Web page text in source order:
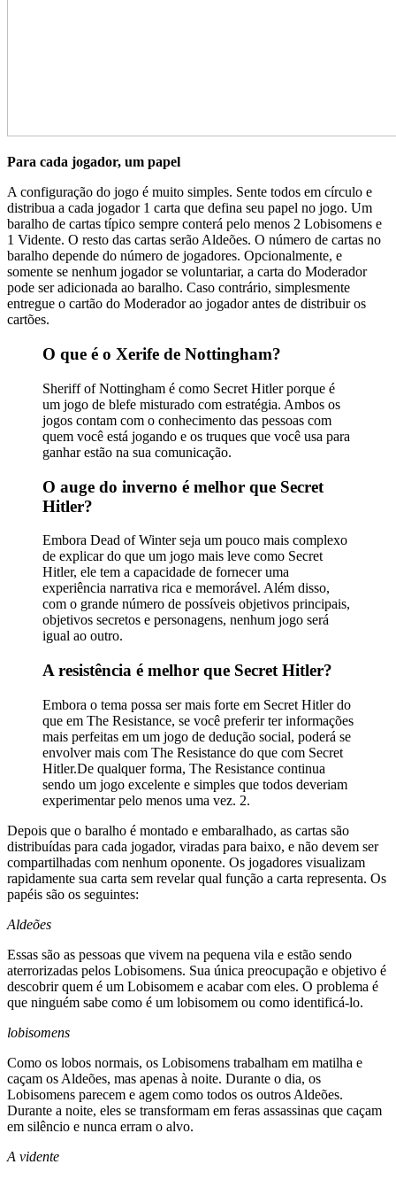
Para cada jogador, um papel
A configuração do jogo é muito simples. Sente todos em círculo e
distribua a cada jogador 1 carta que defina seu papel no jogo. Um
baralho de cartas típico sempre conterá pelo menos 2 Lobisomens e
1 Vidente. O resto das cartas serão Aldeões. O número de cartas no
baralho depende do número de jogadores. Opcionalmente, e
somente se nenhum jogador se voluntariar, a carta do Moderador
pode ser adicionada ao baralho. Caso contrário, simplesmente
entregue o cartão do Moderador ao jogador antes de distribuir os
cartões.
O que é o Xerife de Nottingham?
Sheriff of Nottingham é como Secret Hitler porque é
um jogo de blefe misturado com estratégia. Ambos os
jogos contam com o conhecimento das pessoas com
quem você está jogando e os truques que você usa para
ganhar estão na sua comunicação.
O auge do inverno é melhor que Secret
Hitler?
Embora Dead of Winter seja um pouco mais complexo
de explicar do que um jogo mais leve como Secret
Hitler, ele tem a capacidade de fornecer uma
experiência narrativa rica e memorável. Além disso,
com o grande número de possíveis objetivos principais,
objetivos secretos e personagens, nenhum jogo será
igual ao outro.
A resistência é melhor que Secret Hitler?
Embora o tema possa ser mais forte em Secret Hitler do
que em The Resistance, se você preferir ter informações
mais perfeitas em um jogo de dedução social, poderá se
envolver mais com The Resistance do que com Secret
Hitler.De qualquer forma, The Resistance continua
sendo um jogo excelente e simples que todos deveriam
experimentar pelo menos uma vez. 2.
Depois que o baralho é montado e embaralhado, as cartas são
distribuídas para cada jogador, viradas para baixo, e não devem ser
compartilhadas com nenhum oponente. Os jogadores visualizam
rapidamente sua carta sem revelar qual função a carta representa. Os
papéis são os seguintes:
Aldeões
Essas são as pessoas que vivem na pequena vila e estão sendo
aterrorizadas pelos Lobisomens. Sua única preocupação e objetivo é
descobrir quem é um Lobisomem e acabar com eles. O problema é
que ninguém sabe como é um lobisomem ou como identificá-lo.
lobisomens
Como os lobos normais, os Lobisomens trabalham em matilha e
caçam os Aldeões, mas apenas à noite. Durante o dia, os
Lobisomens parecem e agem como todos os outros Aldeões.
Durante a noite, eles se transformam em feras assassinas que caçam
em silêncio e nunca erram o alvo.
A vidente